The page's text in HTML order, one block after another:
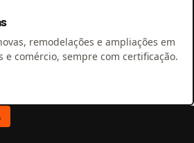
remodelações e ampliações em
e comércio, sempre com certificação.